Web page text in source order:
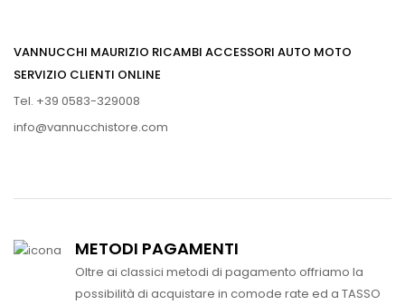
VANNUCCHI MAURIZIO RICAMBI ACCESSORI AUTO MOTO
SERVIZIO CLIENTI ONLINE
Tel. +39 0583-329008
info@vannucchistore.com
METODI PAGAMENTI
Oltre ai classici metodi di pagamento offriamo la
possibilità di acquistare in comode rate ed a TASSO